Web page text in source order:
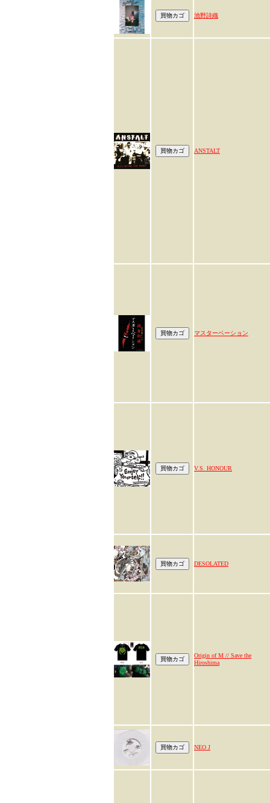
池野詩織
ANSTALT
マスターベーション
V.S. HONOUR
DESOLATED
Origin of M // Save the
Hiroshima
NEO J